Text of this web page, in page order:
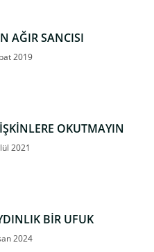
AĞIR SANCISI
2019
OKUTMAYIN
2021
BİR UFUK
2024